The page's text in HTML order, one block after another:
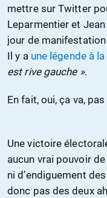
mettre sur Twitter
Leparmentier et
jour de
Il y a une légende à
est rive gauche ».
En fait, oui, ça va,
Une victoire
aucun vrai pouvoir
ni d’endiguement
donc pas des deux